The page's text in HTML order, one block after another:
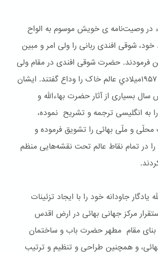
در وصیت‌نامه ی خویش موسوم به الواح
شوقی افندی ربانی را ولی امر و مبین
فرمودند. حضرت شوقی افندی در مقام ولی
امر بهائی در سال ۱۹۵۷ميلادي عالم خاک را وداع گفتند. ایشان
بسیاری از آثار حضرت بهاءالله و
به انگلیسی ترجمه و تشریح نموده،
و ملّی بهائی را تشویق فرموده و
را در تمام نقاط عالم تحت نقشه‌هایی منظم
جاودانه خود را با ایجاد تزئینات
مرکز جهانی بهائی در ارض اقدس
مقام مطهر حضرت باب و ساختمان
بهائی، و همچنین طراحی و تنظیم و ترتیب